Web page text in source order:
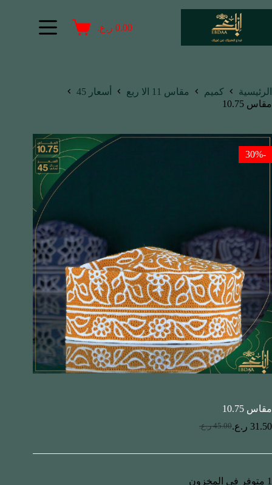
0.00 ر.ع.
الرئيسية كميم مقاس 11 الا ربع
أسعار 45
مقاس 10.75
-30%
مقاس 10.75
45.00 ر.ع. 31.50 ر.ع.
1 متوفر في المخزون